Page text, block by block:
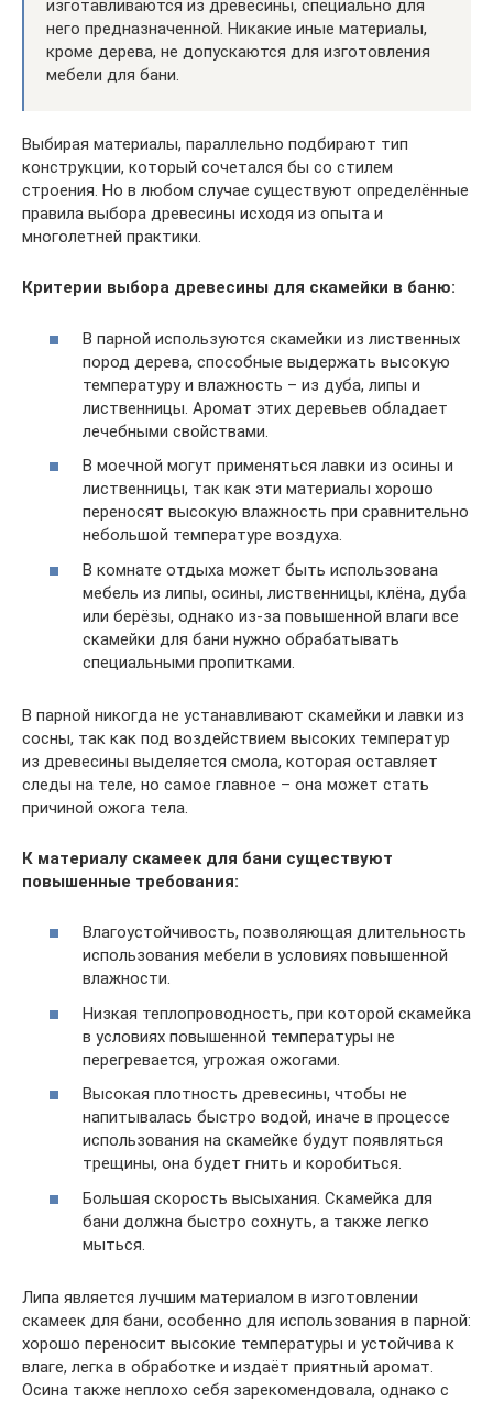
изготавливаются из древесины, специально для
него предназначенной. Никакие иные материалы,
кроме дерева, не допускаются для изготовления
мебели для бани.
Выбирая материалы, параллельно подбирают тип
конструкции, который сочетался бы со стилем
строения. Но в любом случае существуют определённые
правила выбора древесины исходя из опыта и
многолетней практики.
Критерии выбора древесины для скамейки в баню:
В парной используются скамейки из лиственных
пород дерева, способные выдержать высокую
температуру и влажность – из дуба, липы и
лиственницы. Аромат этих деревьев обладает
лечебными свойствами.
В моечной могут применяться лавки из осины и
лиственницы, так как эти материалы хорошо
переносят высокую влажность при сравнительно
небольшой температуре воздуха.
В комнате отдыха может быть использована
мебель из липы, осины, лиственницы, клёна, дуба
или берёзы, однако из-за повышенной влаги все
скамейки для бани нужно обрабатывать
специальными пропитками.
В парной никогда не устанавливают скамейки и лавки из
сосны, так как под воздействием высоких температур
из древесины выделяется смола, которая оставляет
следы на теле, но самое главное – она может стать
причиной ожога тела.
К материалу скамеек для бани существуют
повышенные требования:
Влагоустойчивость, позволяющая длительность
использования мебели в условиях повышенной
влажности.
Низкая теплопроводность, при которой скамейка
в условиях повышенной температуры не
перегревается, угрожая ожогами.
Высокая плотность древесины, чтобы не
напитывалась быстро водой, иначе в процессе
использования на скамейке будут появляться
трещины, она будет гнить и коробиться.
Большая скорость высыхания. Скамейка для
бани должна быстро сохнуть, а также легко
мыться.
Липа является лучшим материалом в изготовлении
скамеек для бани, особенно для использования в парной:
хорошо переносит высокие температуры и устойчива к
влаге, легка в обработке и издаёт приятный аромат.
Осина также неплохо себя зарекомендовала, однако с